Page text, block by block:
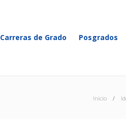
Carreras de Grado Posgrados
Inicio